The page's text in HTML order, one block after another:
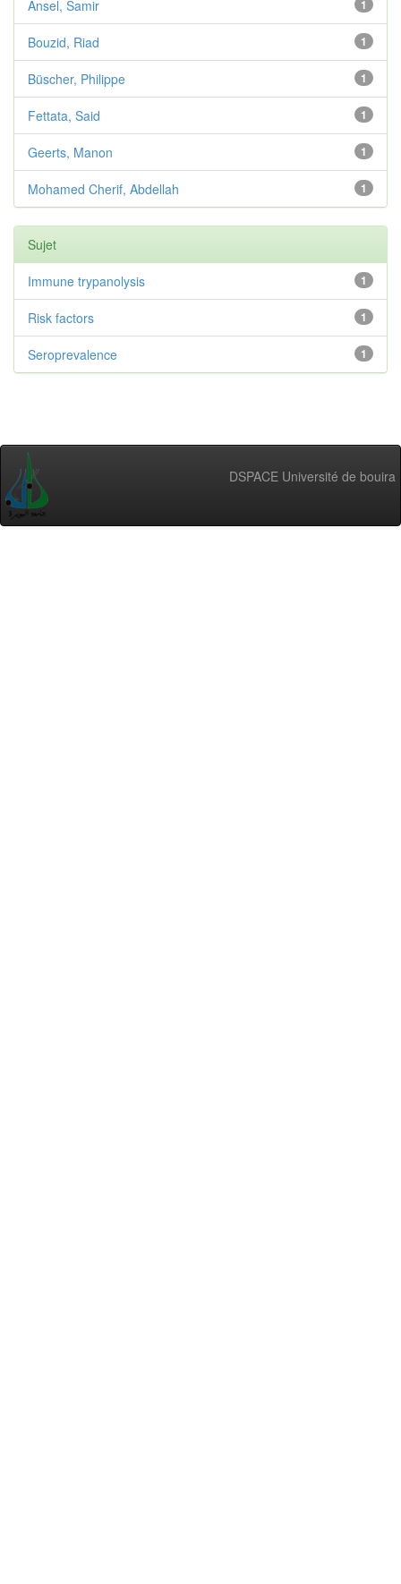
1
Ansel, Samir
1
Bouzid, Riad
1
Büscher, Philippe
1
Fettata, Said
1
Geerts, Manon
1
Mohamed Cherif, Abdellah
Sujet
1
Immune trypanolysis
1
Risk factors
1
Seroprevalence
DSPACE Université de bouira